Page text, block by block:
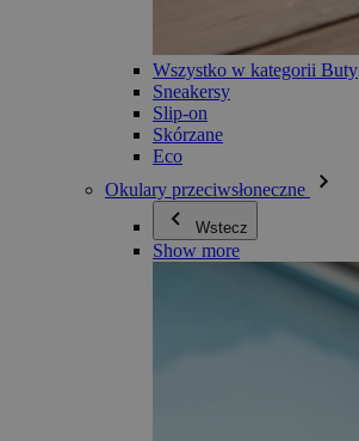
Wszystko w kategorii Buty
Sneakersy
Slip-on
Skórzane
Eco
Okulary przeciwsłoneczne
Wstecz
Show more